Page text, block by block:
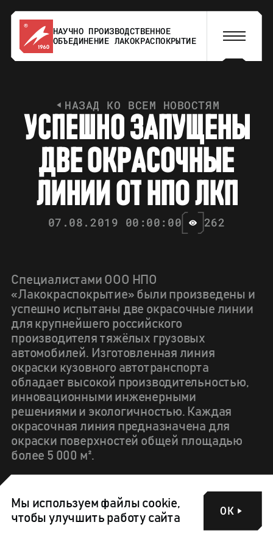
НАУЧНО ПРОИЗВОДСТВЕННОЕ
ОБЪЕДИНЕНИЕ ЛАКОКРАСПОКРЫТИЕ
НАЗАД КО ВСЕМ НОВОСТЯМ
УС П Е Ш НОЗАПУЩЕН Ы
ДВЕОКРАСОЧ Н Ы Е
Л И Н И И ОТ Н ПОЛ КП
07.08.2019 00:00:00 262
Специалистами ООО НПО
«Лакокраспокрытие» были произведены и
успешно испытаны две окрасочные линии
для крупнейшего российского
производителя тяжёлых грузовых
автомобилей. Изготовленная линия
окраски кузовного автотранспорта
обладает высокой производительностью,
инновационными инженерными
решениями и экологичностью. Каждая
окрасочная линия предназначена для
окраски поверхностей общей площадью
более 5 000 м².
ПОДЕЛИТЬСЯ
Мы используем файлы cookie,
чтобы улучшить работу сайта
ОК